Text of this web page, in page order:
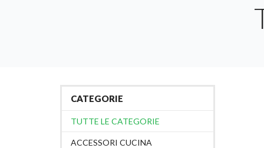
CATEGORIE
TUTTE LE CATEGORIE
ACCESSORI CUCINA